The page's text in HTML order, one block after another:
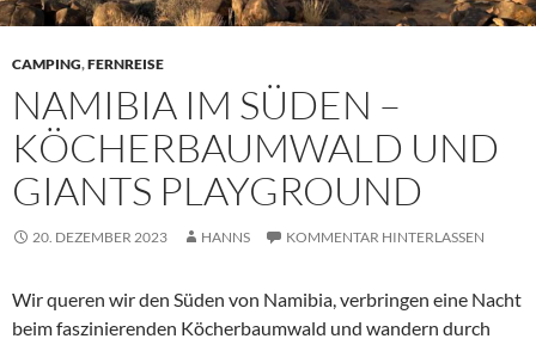
CAMPING,FERNREISE
NAMIBIA IM SÜDEN –
KÖCHERBAUMWALD UND
GIANTS PLAYGROUND
20. DEZEMBER 2023 HANNS KOMMENTAR HINTERLASSEN
Wir queren wir den Süden von Namibia, verbringen eine Nacht
beim faszinierenden Köcherbaumwald und wandern durch